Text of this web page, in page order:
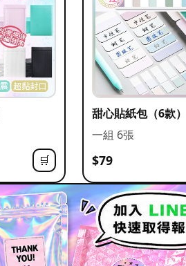
🛒
甜心貼紙包（6款）
一組 6張
$79